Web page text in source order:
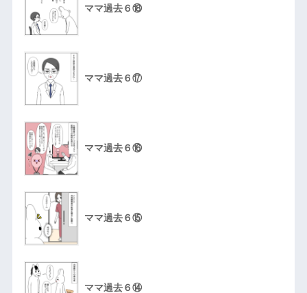
ママ過去６⑱
ママ過去６⑰
ママ過去６⑯
ママ過去６⑮
ママ過去６⑭